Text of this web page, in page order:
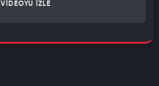
VIDEOYU İZLE